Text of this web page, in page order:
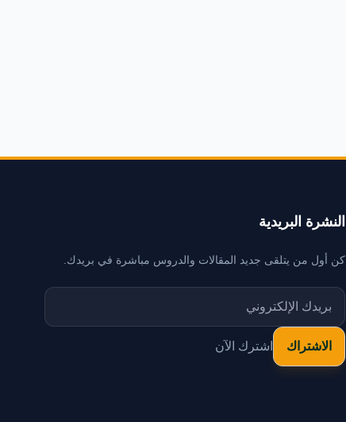
النشرة البريدية
كن أول من يتلقى جديد المقالات والدروس مباشرة في بريدك.
اشترك الآن